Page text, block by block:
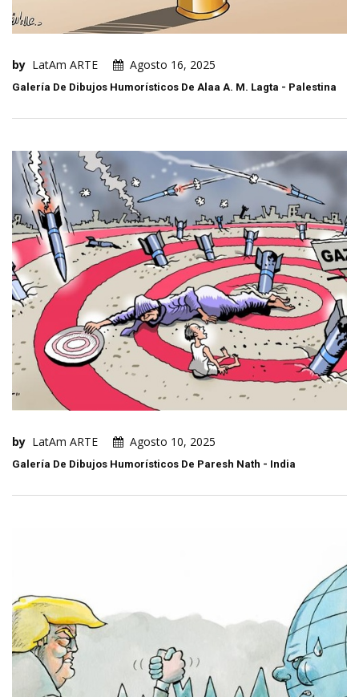
by LatAm ARTE Agosto 16, 2025
Galería De Dibujos Humorísticos De Alaa A. M. Lagta - Palestina
by LatAm ARTE Agosto 10, 2025
Galería De Dibujos Humorísticos De Paresh Nath - India